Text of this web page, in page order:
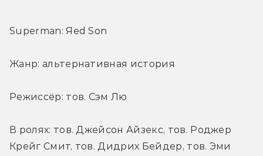
Superman: Яed Son
Жанр: альтернативная история
Режиссёр: тов. Сэм Лю
В ролях: тов. Джейсон Айзекс, тов. Роджер
Крейг Смит, тов. Дидрих Бейдер, тов. Эми